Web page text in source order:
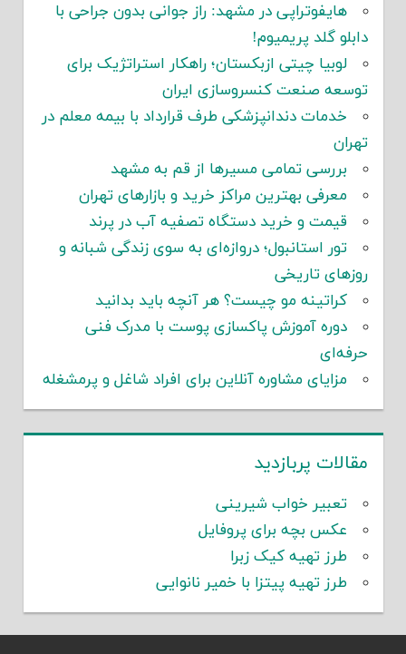
هایفوتراپی در مشهد: راز جوانی بدون جراحی با
دابلو گلد پریمیوم!
لوبیا چیتی ازبکستان؛ راهکار استراتژیک برای
توسعه صنعت کنسروسازی ایران
خدمات دندانپزشکی طرف قرارداد با بیمه معلم در
تهران
بررسی تمامی مسیرها از قم به مشهد
معرفی بهترین مراکز خرید و بازارهای تهران
قیمت و خرید دستگاه تصفیه آب در پرند
تور استانبول؛ دروازه‌ای به سوی زندگی شبانه و
روزهای تاریخی
کراتینه مو چیست؟ هر آنچه باید بدانید
دوره آموزش پاکسازی پوست با مدرک فنی
حرفه‌ای
مزایای مشاوره آنلاین برای افراد شاغل و پرمشغله
مقالات پربازدید
تعبیر خواب شیرینی
عکس بچه برای پروفایل
طرز تهیه کیک زبرا
طرز تهیه پیتزا با خمیر نانوایی